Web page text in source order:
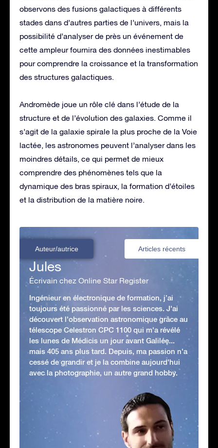
observons des fusions galactiques à différents
stades dans d’autres parties de l’univers, mais la
possibilité d’analyser de près un événement de
cette ampleur fournira des données inestimables
pour comprendre la croissance et la transformation
des structures galactiques.
Andromède joue un rôle clé dans l’étude de la
structure et de l’évolution des galaxies. Comme il
s’agit de la galaxie spirale la plus proche de la Voie
lactée, les astronomes peuvent l’analyser dans les
moindres détails, ce qui permet de mieux
comprendre des phénomènes tels que la
dynamique des bras spiraux, la formation d’étoiles
et la distribution de la matière noire.
Auteur/autrice Articles récents
Jules
Écrivain chez Online Star Register
Ingénieur en électronique de formation, j’ai
toujours été passionné par les sciences. J'ai
découvert l'observation astronomique grâce au
télescope Celestron CPC 1100 qui m'a révélé
les lunes de Médicis un jour avant Galilée...
mais 405 ans plus tard. Depuis, ma passion n'a
cessé de grandir et je la combine aujourd'hui
avec la photographie, un autre grand hobby.